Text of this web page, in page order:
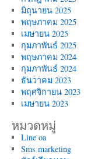
มิถุนายน 2025
พฤษภาคม 2025
เมษายน 2025
กุมภาพันธ์ 2025
พฤษภาคม 2024
กุมภาพันธ์ 2024
ธันวาคม 2023
พฤศจิกายน 2023
เมษายน 2023
หมวดหมู่
Line oa
Sms marketing